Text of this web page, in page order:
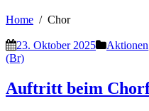
Home Chor
23. Oktober 2025 Aktionen
(Br)
Auftritt beim